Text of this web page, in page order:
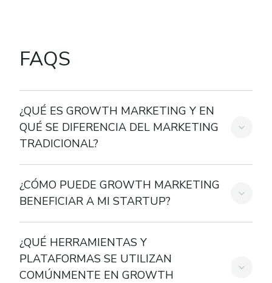
FAQS
¿QUÉ ES GROWTH MARKETING Y EN
QUÉ SE DIFERENCIA DEL MARKETING
TRADICIONAL?
¿CÓMO PUEDE GROWTH MARKETING
BENEFICIAR A MI STARTUP?
¿QUÉ HERRAMIENTAS Y
PLATAFORMAS SE UTILIZAN
COMÚNMENTE EN GROWTH